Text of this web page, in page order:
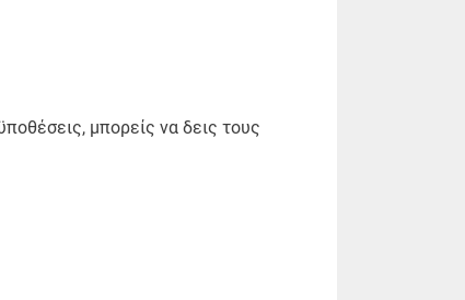
μπορείς να δεις τους